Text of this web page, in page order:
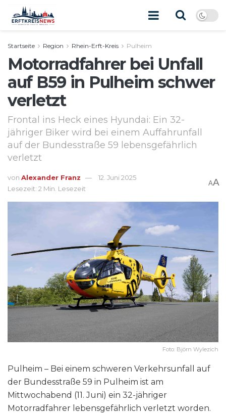
Startseite Region Rhein-Erft-Kreis Pulheim
Motorradfahrer bei Unfall
auf B59 in Pulheim schwer
verletzt
Frontal ins Heck eines Hyundai: Ein 32-
jähriger Biker wird bei einem Auffahrunfall
auf der Bundesstraße 59 lebensgefährlich
verletzt
von Alexander Franz
12. Juni 2025
Lesezeit: 2 Min. Lesezeit
AA
Foto: Björn Wylezich
Pulheim – Bei einem schweren Verkehrsunfall auf
der Bundesstraße 59 in Pulheim ist am
Mittwochabend (11. Juni) ein 32-jähriger
Motorradfahrer lebensgefährlich verletzt worden.